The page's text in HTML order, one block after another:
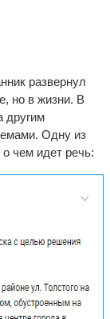
развернул
но в жизни. В
другим
Одну из
чем идет речь: